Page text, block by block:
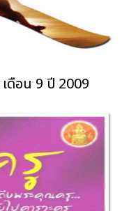
ดือน 9 ปี 2009